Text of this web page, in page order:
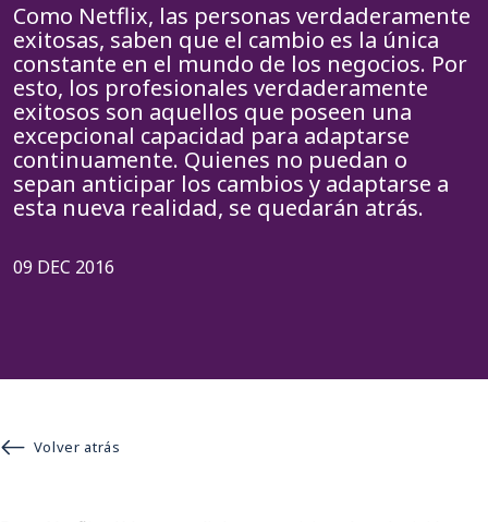
Como Netflix, las personas verdaderamente
exitosas, saben que el cambio es la única
constante en el mundo de los negocios. Por
esto, los profesionales verdaderamente
exitosos son aquellos que poseen una
excepcional capacidad para adaptarse
continuamente. Quienes no puedan o
sepan anticipar los cambios y adaptarse a
esta nueva realidad, se quedarán atrás.
09 DEC 2016
Volver atrás